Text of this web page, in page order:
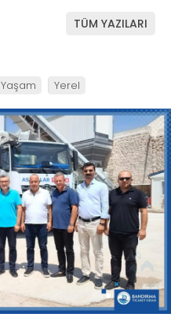
TÜM YAZILARI
Yaşam Yerel